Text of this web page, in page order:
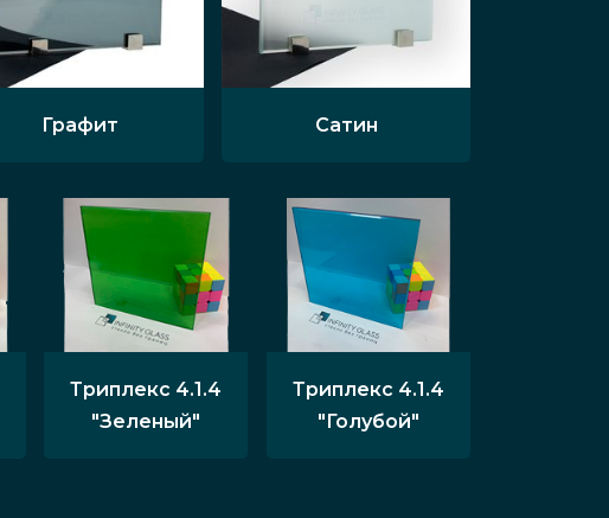
Графит Сатин
Триплекс 4.1.4
"Зеленый"
Триплекс 4.1.4
"Голубой"